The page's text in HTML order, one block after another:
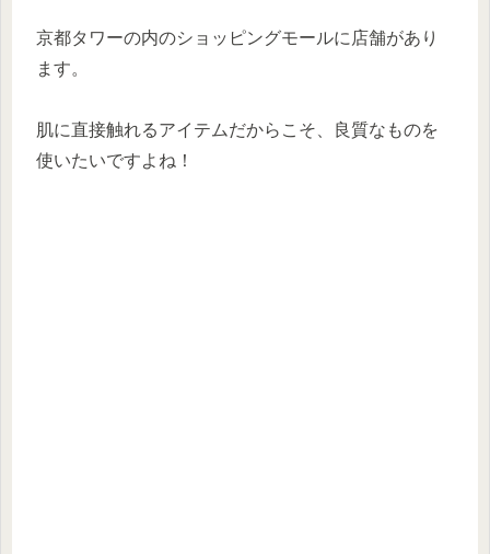
京都タワーの内のショッピングモールに店舗があり
ます。
肌に直接触れるアイテムだからこそ、良質なものを
使いたいですよね！